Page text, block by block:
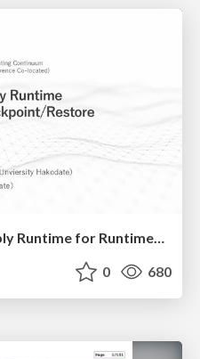
0 680